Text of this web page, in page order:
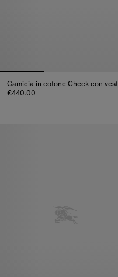
€440.00
Camicia in cotone Check